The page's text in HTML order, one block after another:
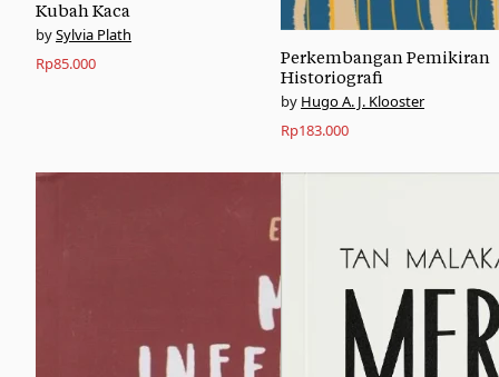
Kubah Kaca
Sylvia Plath
Rp85.000
Perkembangan Pemikiran
Historiografi
Hugo A. J. Klooster
Rp183.000